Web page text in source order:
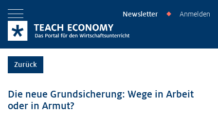
Menü öffnen Newsletter ◆ Anmelden
Zurück
Die neue Grundsicherung: Wege in Arbeit
oder in Armut?